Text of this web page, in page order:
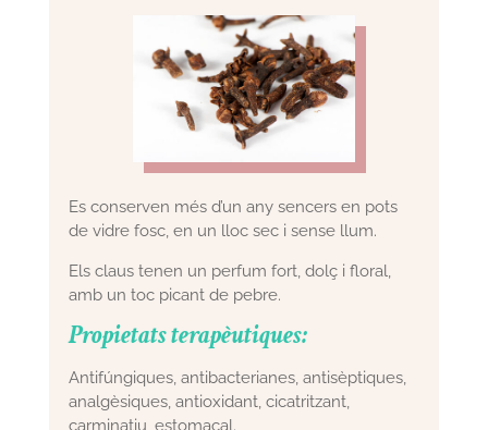
Es conserven més d’un any sencers en pots
de vidre fosc, en un lloc sec i sense llum.
Els claus tenen un perfum fort, dolç i floral,
amb un toc picant de pebre.
Propietats terapèutiques:
Antifúngiques, antibacterianes, antisèptiques,
analgèsiques, antioxidant, cicatritzant,
carminatiu, estomacal.